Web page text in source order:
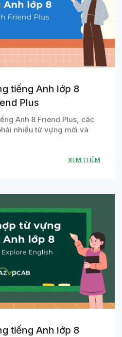
tiếng Anh lớp 8
Plus
Anh 8 Friend Plus, các
nhiều từ vựng mới và
XEM THÊM
tiếng Anh lớp 8